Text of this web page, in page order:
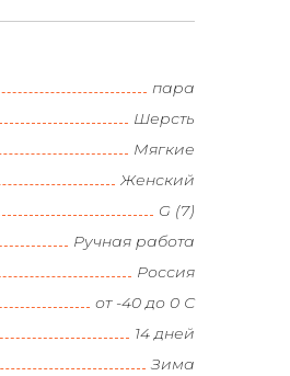
пара
Шерсть
Мягкие
Женский
G (7)
Ручная работа
Россия
от -40 до 0 С
14 дней
Зима